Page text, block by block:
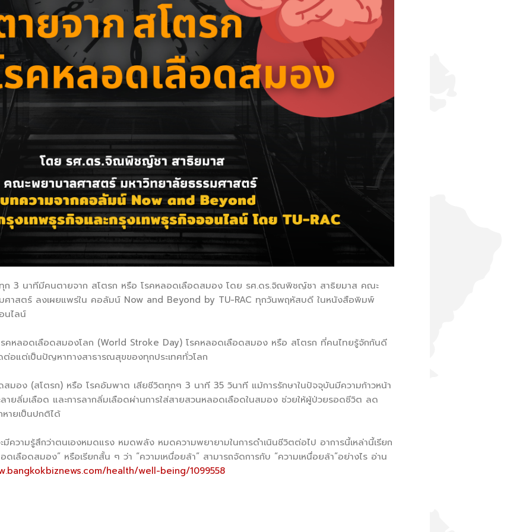
ทุก 3 นาทีมีคนตายจาก สโตรก หรือ โรคหลอดเลือดสมอง โดย รศ.ดร.จิณพิชญ์ชา สาธิยมาส คณะ
ศาสตร์ ลงเผยแพร่ใน คอลัมน์ Now and Beyond by TU-RAC ทุกวันพฤหัสบดี ในหนังสือพิมพ์
นไลน์
คหลอดเลือดสมองโลก (World Stroke Day) โรคหลอดเลือดสมอง หรือ สโตรก ที่คนไทยรู้จักกันดี
ต่อแต่เป็นปัญหาทางสาธารณสุขของทุกประเทศทั่วโลก
สมอง (สโตรก) หรือ โรคอัมพาต เสียชีวิตทุกๆ 3 นาที 35 วินาที แม้การรักษาในปัจจุบันมีความก้าวหน้า
ลายลิ่มเลือด และการลากลิ่มเลือดผ่านการใส่สายสวนหลอดเลือดในสมอง ช่วยให้ผู้ป่วยรอดชีวิต ลด
หายเป็นปกติได้
มีความรู้สึกว่าตนเองหมดแรง หมดพลัง หมดความพยายามในการดำเนินชีวิตต่อไป อาการนี้เหล่านี้เรียก
ดเลือดสมอง” หรือเรียกสั้น ๆ ว่า “ความเหนื่อยล้า” สามารถจัดการกับ “ความเหนื่อยล้า”อย่างไร อ่าน
health/well-being/1099558